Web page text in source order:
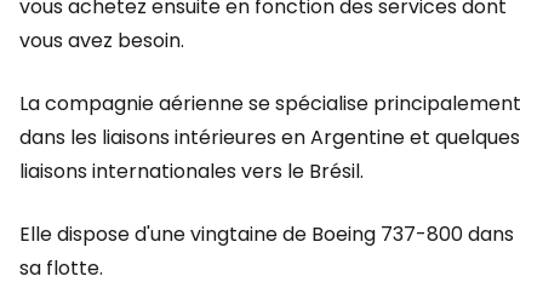
vous achetez ensuite en fonction des services dont
vous avez besoin.
La compagnie aérienne se spécialise principalement
dans les liaisons intérieures en Argentine et quelques
liaisons internationales vers le Brésil.
Elle dispose d'une vingtaine de Boeing 737-800 dans
sa flotte.